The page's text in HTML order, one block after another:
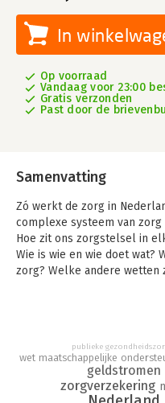
In
Op voorraad
Vandaag voor 23:00
Gratis verzonden
Past door de
Samenvatting
Zó werkt de zorg in
complexe systeem van
Hoe zit ons zorgstelsel in
Wie is wie en wie doet
zorg? Welke andere wetten
thema’s en heeft een nog
het boek is niet veranderd:
informatie over het
zorgverzekering
geldstromen
wet maatschappelijke
publieke